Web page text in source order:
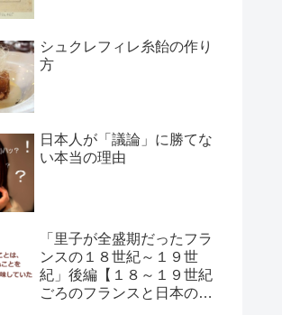
シュクレフィレ糸飴の作り
方
日本人が「議論」に勝てな
い本当の理由
「里子が全盛期だったフラ
ンスの１８世紀～１９世
紀」後編【１８～１９世紀
ごろのフランスと日本の子